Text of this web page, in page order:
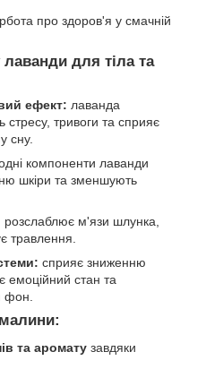
про здоров'я у смачній
лаванди для тіла та
ефект: лаванда
стресу, тривоги та сприяє
сну.
компоненти лаванди
шкіри та зменшують
розслаблює м'язи шлунка,
травлення.
сприяє зниженню
емоційний стан та
фон.
та аромату завдяки